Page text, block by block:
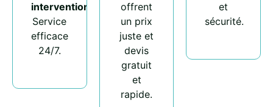
intervention
Service
efficace
24/7.
offrent
un prix
juste et
devis
gratuit
et
rapide.
et
sécurité.